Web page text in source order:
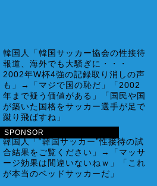
SPONSOR
韓国人「韓国サッカー協会の性接待
報道、海外でも大騒ぎに・・・
2002年W杯4強の記録取り消しの声
も」→「マジで国の恥だ」「2002
年まで疑う価値がある」「国民や国
が築いた国格をサッカー選手が足で
蹴り飛ばすね」
韓国人「“韓国サッカー”性接待の試
合結果をご覧ください」→「マッサ
ージ効果は間違いないねｗ」「これ
が本当のベッドサッカーだ」